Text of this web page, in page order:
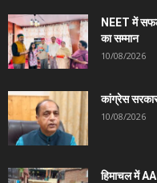
NEET में
का सम्मान
10/08/2026
कांग्रेस
10/08/2026
हिमाचल में